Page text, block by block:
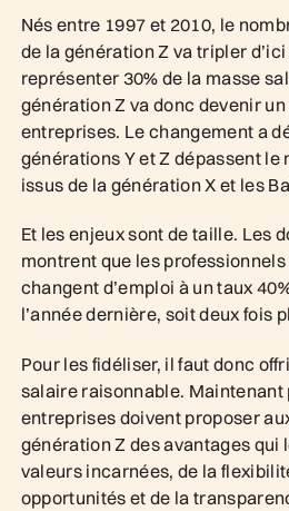
Nés entre 1997 et 2010, le
de la génération Z va tripler
représenter 30% de la masse
génération Z va donc devenir
entreprises. Le changement a
générations Y et Z dépassent
issus de la génération X et les
Et les enjeux sont de taille. Les
montrent que les
changent d’emploi à un taux
l’année dernière, soit deux fois
Pour les fidéliser, il faut donc
salaire raisonnable. Maintenant
entreprises doivent proposer
génération Z des avantages qui
valeurs incarnées, de la
opportunités et de la